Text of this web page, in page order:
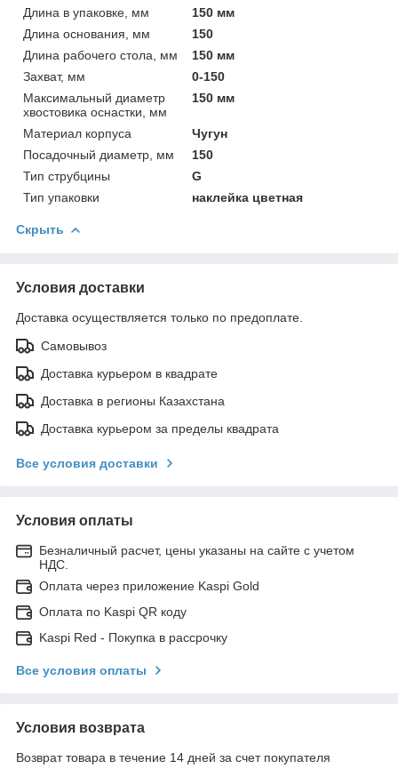
Длина в упаковке, мм
150 мм
Длина основания, мм
150
Длина рабочего стола, мм
150 мм
Захват, мм
0-150
Максимальный диаметр
хвостовика оснастки, мм
150 мм
Материал корпуса
Чугун
Посадочный диаметр, мм
150
Тип струбцины
G
Тип упаковки
наклейка цветная
Скрыть
Условия доставки
Доставка осуществляется только по предоплате.
Самовывоз
Доставка курьером в квадрате
Доставка в регионы Казахстана
Доставка курьером за пределы квадрата
Все условия доставки
Условия оплаты
Безналичный расчет, цены указаны на сайте с учетом
НДС.
Оплата через приложение Kaspi Gold
Оплата по Kaspi QR коду
Kaspi Red - Покупка в рассрочку
Все условия оплаты
Условия возврата
Возврат товара в течение 14 дней за счет покупателя